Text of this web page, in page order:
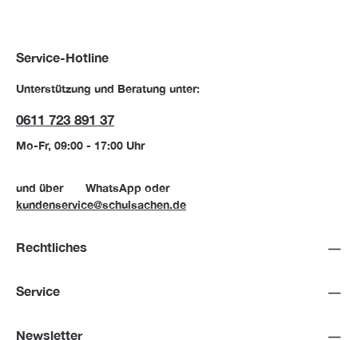
Service-Hotline
Unterstützung und Beratung unter:
0611 723 891 37
Mo-Fr, 09:00 - 17:00 Uhr
und über WhatsApp oder
kundenservice@schulsachen.de
Rechtliches
Service
Newsletter